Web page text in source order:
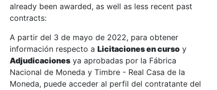
Show/Hide
Show/Hide
already been awarded, as well as less recent past
contracts:
A partir del 3 de mayo de 2022, para obtener
información respecto a Licitaciones en curso y
Adjudicaciones ya aprobadas por la Fábrica
Nacional de Moneda y Timbre - Real Casa de la
Moneda, puede acceder al perfil del contratante del